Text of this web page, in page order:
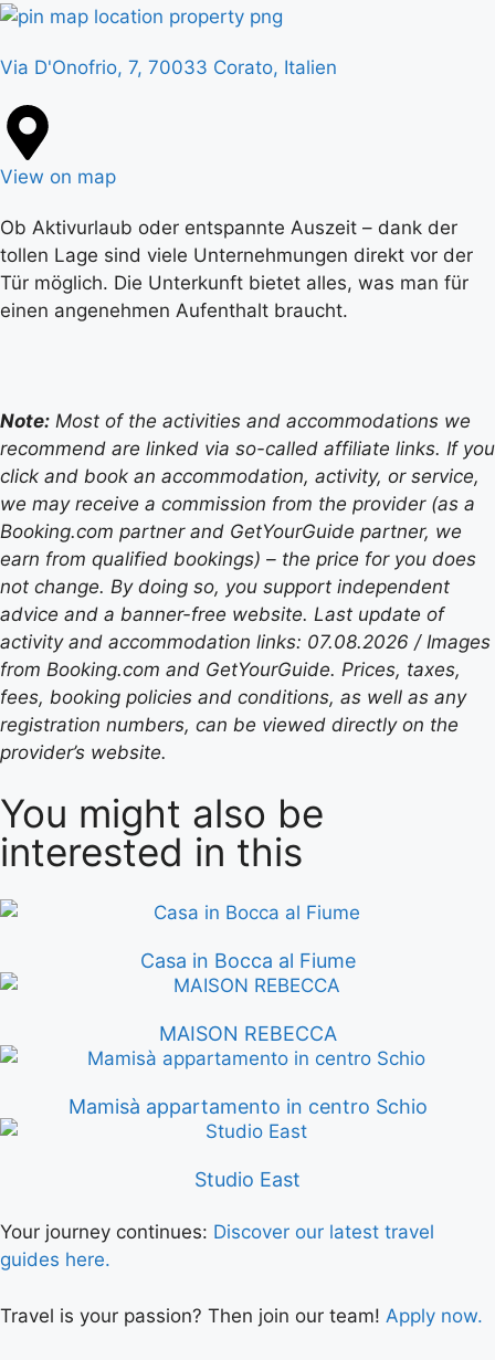
Via D'Onofrio, 7, 70033 Corato, Italien
View on map
Ob Aktivurlaub oder entspannte Auszeit – dank der
tollen Lage sind viele Unternehmungen direkt vor der
Tür möglich. Die Unterkunft bietet alles, was man für
einen angenehmen Aufenthalt braucht.
Note: Most of the activities and accommodations we
recommend are linked via so-called affiliate links. If you
click and book an accommodation, activity, or service,
we may receive a commission from the provider (as a
Booking.com partner and GetYourGuide partner, we
earn from qualified bookings) – the price for you does
not change. By doing so, you support independent
advice and a banner-free website. Last update of
activity and accommodation links: 07.08.2026 / Images
from Booking.com and GetYourGuide. Prices, taxes,
fees, booking policies and conditions, as well as any
registration numbers, can be viewed directly on the
provider’s website.
You might also be
interested in this
Casa in Bocca al Fiume
MAISON REBECCA
Mamisà appartamento in centro Schio
Studio East
Your journey continues: Discover our latest travel
guides here.
Travel is your passion? Then join our team! Apply now.